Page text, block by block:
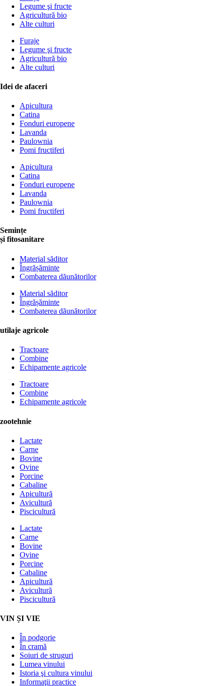
Legume şi fructe
Agricultură bio
Alte culturi
Furaje
Legume şi fructe
Agricultură bio
Alte culturi
Idei de afaceri
Apicultura
Catina
Fonduri europene
Lavanda
Paulownia
Pomi fructiferi
Apicultura
Catina
Fonduri europene
Lavanda
Paulownia
Pomi fructiferi
Semințe
și fitosanitare
Material săditor
Îngrășăminte
Combaterea dăunătorilor
Material săditor
Îngrășăminte
Combaterea dăunătorilor
utilaje agricole
Tractoare
Combine
Echipamente agricole
Tractoare
Combine
Echipamente agricole
zootehnie
Lactate
Carne
Bovine
Ovine
Porcine
Cabaline
Apicultură
Avicultură
Piscicultură
Lactate
Carne
Bovine
Ovine
Porcine
Cabaline
Apicultură
Avicultură
Piscicultură
VIN ȘI VIE
În podgorie
În cramă
Soiuri de struguri
Lumea vinului
Istoria şi cultura vinului
Informaţii practice